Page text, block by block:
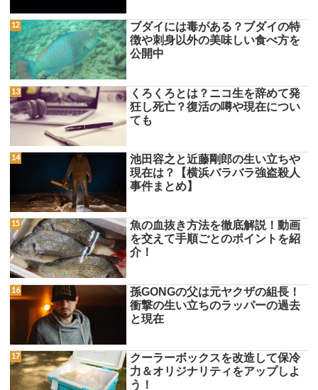
ブダイには毒がある？ブダイの特
徴や刺身以外の美味しい食べ方を
公開中
くろくろとは？ニコ生を辞めて発
狂し死亡？復活の噂や現在につい
ても
池田容之と近藤剛郎の生い立ちや
現在は？【横浜バラバラ強盗殺人
事件まとめ】
魚の血抜き方法を徹底解説！動画
を交えて手順ごとのポイントを紹
介！
孫GONGの父は元ヤクザの組長！
衝撃の生い立ちのラッパーの過去
と現在
クーラーボックスを改造して保冷
力＆オリジナリティをアップしよ
う！